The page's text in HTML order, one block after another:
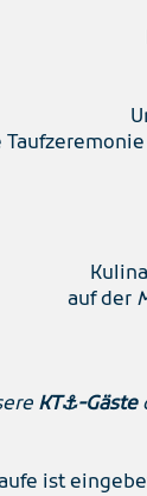
auf der
KT⚓-Gäste
ist